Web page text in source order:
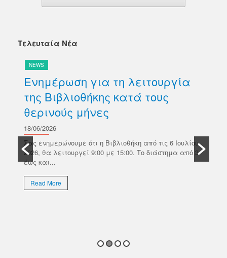
Τελευταία Νέα
NEWS
Ενημέρωση για τη λειτουργία
της Βιβλιοθήκης κατά τους
θερινούς μήνες
18/06/2026
Σας ενημερώνουμε ότι η Βιβλιοθήκη από τις 6 Ιουλίου
2026, θα λειτουργεί 9:00 με 15:00. Το διάστημα από 3
έως και...
Read More